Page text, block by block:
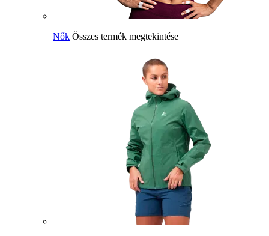
Nők Összes termék megtekintése